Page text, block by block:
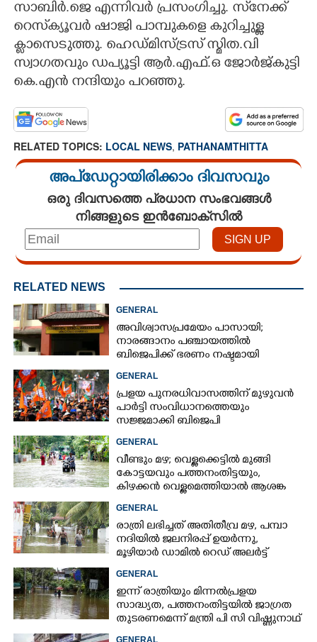
സാബിർ.ജെ എന്നിവർ പ്രസംഗിച്ചു. സ്‌നേക്ക്
റെസ്‌ക്യൂവർ ഷാജി പാമ്പുകളെ കുറിച്ചുള്ള
ക്ലാസെടുത്തു. ഹെഡ്മിസ്ട്രസ് സ്മിത.വി
സ്വാഗതവും ഡപ്യൂട്ടി ആർ.എഫ്.ഒ ജോർജ്കുട്ടി
കെ.എൻ നന്ദിയും പറഞ്ഞു.
RELATED TOPICS: LOCAL NEWS, PATHANAMTHITTA
അപ്ഡേറ്റായിരിക്കാം ദിവസവും
ഒരു ദിവസത്തെ പ്രധാന സംഭവങ്ങൾ
നിങ്ങളുടെ ഇൻബോക്സിൽ
RELATED NEWS
GENERAL
അവിശ്വാസപ്രമേയം പാസായി;
നാരങ്ങാനം പഞ്ചായത്തിൽ
ബിജെപിക്ക് ഭരണം നഷ്ടമായി
GENERAL
പ്രളയ പുനരധിവാസത്തിന് മുഴുവൻ
പാർട്ടി സംവിധാനത്തെയും
സജ്ജമാക്കി ബിജെപി
GENERAL
വീണ്ടും മഴ; വെള്ളക്കെട്ടിൽ മുങ്ങി
കോട്ടയവും പത്തനംതിട്ടയും,
കിഴക്കൻ വെള്ളമെത്തിയാൽ ആശങ്ക
ഇരട്ടിക്കും
GENERAL
രാത്രി ലഭിച്ചത് അതിതീവ്ര മഴ, പമ്പാ
നദിയിൽ ജലനിരപ്പ് ഉയർന്നു,
മൂഴിയാർ ഡാമിൽ റെഡ് അലർട്ട്
GENERAL
ഇന്ന് രാത്രിയും മിന്നൽപ്രളയ
സാദ്ധ്യത,​ പത്തനംതിട്ടയിൽ ജാഗ്രത
തുടരണമെന്ന് മന്ത്രി പി സി വിഷ്ണുനാഥ്
GENERAL